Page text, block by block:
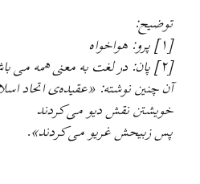
توضیح:
[۱] پرو: هواخواه
[۲] پان: در لغت به معنی همه
آن چنین نوشته: «عقیده‌ی اتحاد
خویشتن نقش دیو می کردند
پس زبیحش غریو می کردند».